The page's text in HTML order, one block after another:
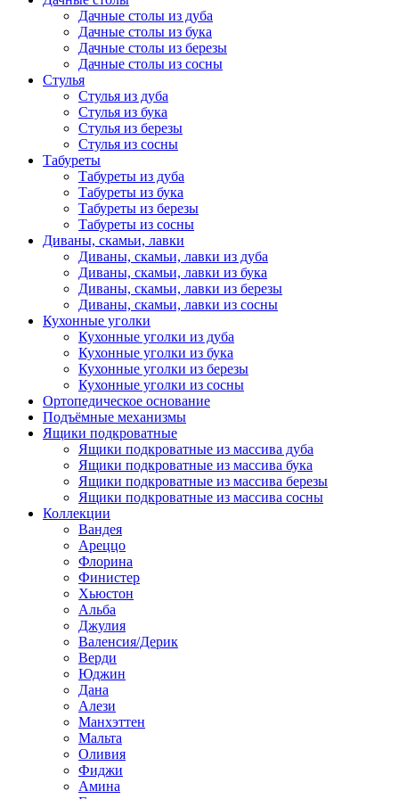
Дачные столы из дуба
Дачные столы из бука
Дачные столы из березы
Дачные столы из сосны
Стулья
Стулья из дуба
Стулья из бука
Стулья из березы
Стулья из сосны
Табуреты
Табуреты из дуба
Табуреты из бука
Табуреты из березы
Табуреты из сосны
Диваны, скамьи, лавки
Диваны, скамьи, лавки из дуба
Диваны, скамьи, лавки из бука
Диваны, скамьи, лавки из березы
Диваны, скамьи, лавки из сосны
Кухонные уголки
Кухонные уголки из дуба
Кухонные уголки из бука
Кухонные уголки из березы
Кухонные уголки из сосны
Ортопедическое основание
Подъёмные механизмы
Ящики подкроватные
Ящики подкроватные из массива дуба
Ящики подкроватные из массива бука
Ящики подкроватные из массива березы
Ящики подкроватные из массива сосны
Коллекции
Вандея
Ареццо
Флорина
Финистер
Хьюстон
Альба
Джулия
Валенсия/Дерик
Верди
Юджин
Дана
Алези
Манхэттен
Мальта
Оливия
Фиджи
Амина